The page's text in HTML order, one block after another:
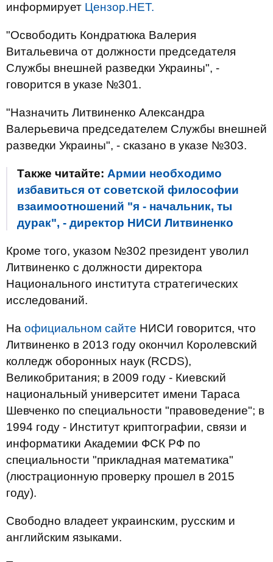
информирует Цензор.НЕТ.
"Освободить Кондратюка Валерия
Витальевича от должности председателя
Службы внешней разведки Украины", -
говорится в указе №301.
"Назначить Литвиненко Александра
Валерьевича председателем Службы внешней
разведки Украины", - сказано в указе №303.
Также читайте: Армии необходимо
избавиться от советской философии
взаимоотношений "я - начальник, ты
дурак", - директор НИСИ Литвиненко
Кроме того, указом №302 президент уволил
Литвиненко с должности директора
Национального института стратегических
исследований.
На официальном сайте НИСИ говорится, что
Литвиненко в 2013 году окончил Королевский
колледж оборонных наук (RCDS),
Великобритания; в 2009 году - Киевский
национальный университет имени Тараса
Шевченко по специальности "правоведение"; в
1994 году - Институт криптографии, связи и
информатики Академии ФСК РФ по
специальности "прикладная математика"
(люстрационную проверку прошел в 2015
году).
Свободно владеет украинским, русским и
английским языками.